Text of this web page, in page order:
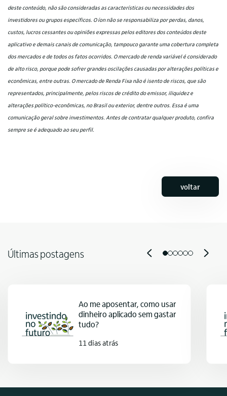
deste conteúdo, não são consideradas as características ou necessidades dos
investidores ou grupos específicos. O íon não se responsabiliza por perdas, danos,
custos, lucros cessantes ou opiniões expressas pelos editores dos conteúdos deste
aplicativo e demais canais de comunicação, tampouco garante uma cobertura completa
dos mercados e de todos os fatos ocorridos. O mercado de renda variável é considerado
de alto risco, porque pode sofrer grandes oscilações causadas por alterações políticas e
econômicas, entre outras. O mercado de Renda Fixa não é isento de riscos, que são
representados, principalmente, pelos riscos de crédito do emissor, iliquidez e
alterações político-econômicas, no Brasil ou exterior, dentre outros. Essa é uma
comunicação geral sobre investimentos. Antes de contratar qualquer produto, confira
sempre se é adequado ao seu perfil.
voltar
Últimas postagens
Ao me aposentar, como usar
dinheiro aplicado sem gastar
tudo?
11 dias atrás